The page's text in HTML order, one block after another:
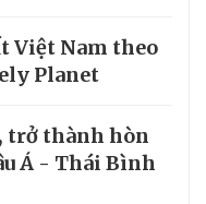
Việt Nam theo
Planet
trở thành hòn
Á - Thái Bình